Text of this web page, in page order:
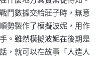
鬥數據交給莊子時，無意
勢製作了模擬波妮，用作
。雖然模擬波妮在後期是
，就可以在故事「人造人